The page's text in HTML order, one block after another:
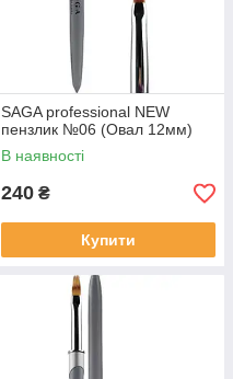
SAGA professional NEW
пензлик №06 (Овал 12мм)
В наявності
240 ₴
Купити